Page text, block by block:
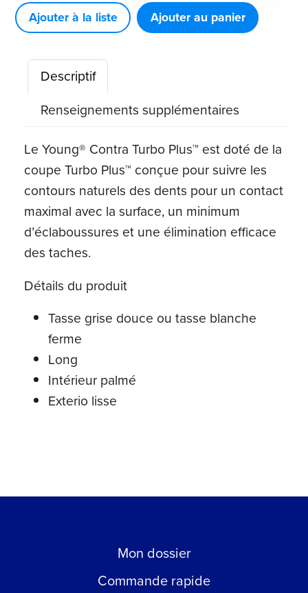
Contra
Turbo
Plus™
Ajouter à la liste Ajouter au panier
Descriptif
Renseignements supplémentaires
Le Young® Contra Turbo Plus™ est doté de la
coupe Turbo Plus™ conçue pour suivre les
contours naturels des dents pour un contact
maximal avec la surface, un minimum
d’éclaboussures et une élimination efficace
des taches.
Détails du produit
Tasse grise douce ou tasse blanche
ferme
Long
Intérieur palmé
Exterio lisse
Mon dossier
Commande rapide